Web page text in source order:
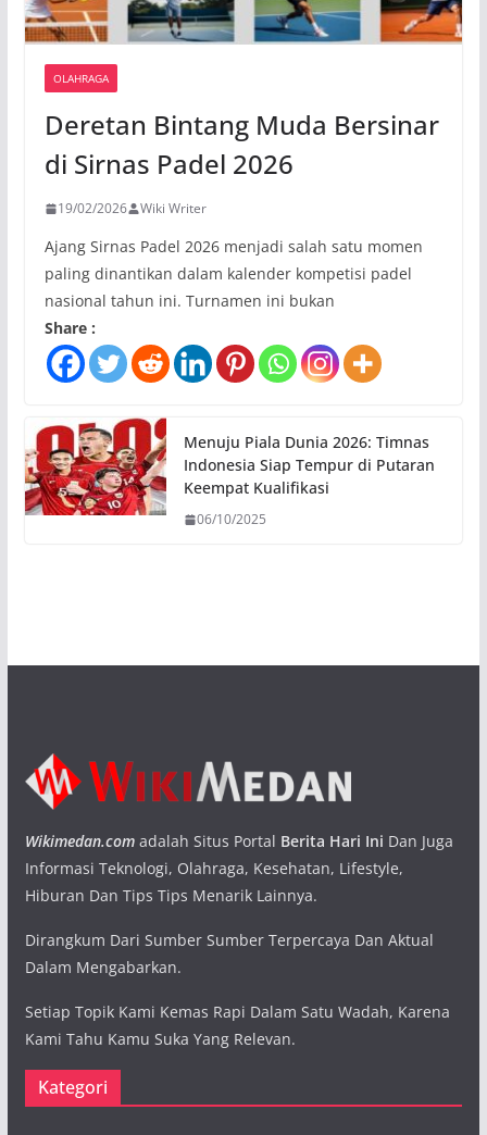
OLAHRAGA
Deretan Bintang Muda Bersinar
di Sirnas Padel 2026
19/02/2026 Wiki Writer
Ajang Sirnas Padel 2026 menjadi salah satu momen
paling dinantikan dalam kalender kompetisi padel
nasional tahun ini. Turnamen ini bukan
Share :
Menuju Piala Dunia 2026: Timnas
Indonesia Siap Tempur di Putaran
Keempat Kualifikasi
06/10/2025
Wikimedan.comadalah Situs Portal Berita Hari Ini Dan Juga
Informasi Teknologi, Olahraga, Kesehatan, Lifestyle,
Hiburan Dan Tips Tips Menarik Lainnya.
Dirangkum Dari Sumber Sumber Terpercaya Dan Aktual
Dalam Mengabarkan.
Setiap Topik Kami Kemas Rapi Dalam Satu Wadah, Karena
Kami Tahu Kamu Suka Yang Relevan.
Kategori